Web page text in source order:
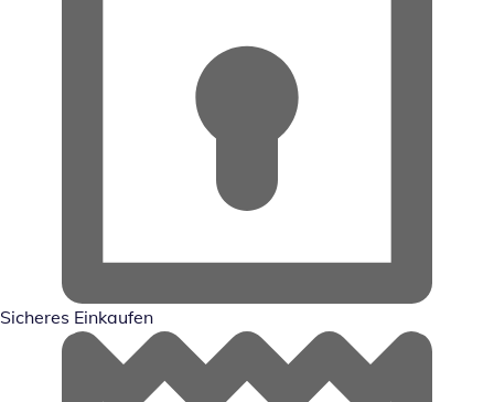
Sicheres Einkaufen